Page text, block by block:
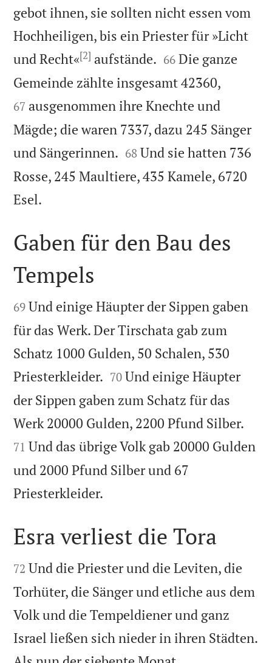
gebot ihnen, sie sollten nicht essen vom
Hochheiligen, bis ein Priester für »Licht
und Recht«[2] aufstände. 

66 Die ganze
Gemeinde zählte insgesamt 42360,
67 ausgenommen ihre Knechte und
Mägde; die waren 7337, dazu 245 Sänger
und Sängerinnen. 

68 Und sie hatten 736
Rosse, 245 Maultiere, 435 Kamele, 6720
Esel.

Gaben für den Bau des
Tempels

69 Und einige Häupter der Sippen gaben
für das Werk. Der Tirschata gab zum
Schatz 1000 Gulden, 50 Schalen, 530
Priesterkleider. 

70 Und einige Häupter
der Sippen gaben zum Schatz für das
Werk 20000 Gulden, 2200 Pfund Silber.
71 Und das übrige Volk gab 20000 Gulden
und 2000 Pfund Silber und 67
Priesterkleider.

Esra verliest die Tora

72 Und die Priester und die Leviten, die
Torhüter, die Sänger und etliche aus dem
Volk und die Tempeldiener und ganz
Israel ließen sich nieder in ihren Städten.